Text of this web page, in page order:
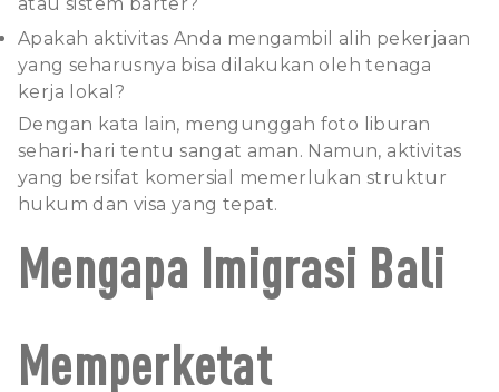
Apakah aktivitas Anda mengambil alih pekerjaan
yang seharusnya bisa dilakukan oleh tenaga
kerja lokal?
Dengan kata lain, mengunggah foto liburan
sehari-hari tentu sangat aman. Namun, aktivitas
yang bersifat komersial memerlukan struktur
hukum dan visa yang tepat.
Mengapa Imigrasi Bali
Memperketat